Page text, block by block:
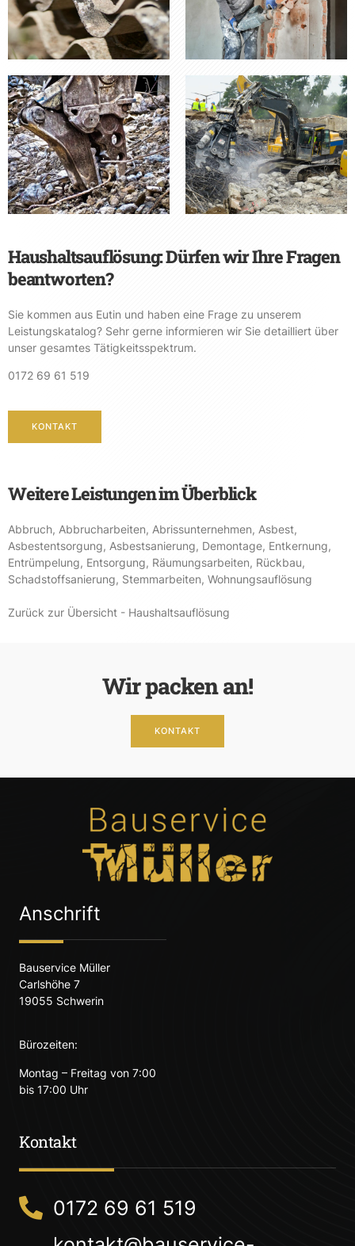
Haushaltsauflösung: Dürfen wir Ihre Fragen
beantworten?
Sie kommen aus Eutin und haben eine Frage zu unserem
Leistungskatalog? Sehr gerne informieren wir Sie detailliert über
unser gesamtes Tätigkeitsspektrum.
0172 69 61 519
KONTAKT
Weitere Leistungen im Überblick
Abbruch, Abbrucharbeiten, Abrissunternehmen, Asbest,
Asbestentsorgung, Asbestsanierung, Demontage, Entkernung,
Entrümpelung, Entsorgung, Räumungsarbeiten, Rückbau,
Schadstoffsanierung, Stemmarbeiten, Wohnungsauflösung
Zurück zur Übersicht - Haushaltsauflösung
Wir packen an!
KONTAKT
Anschrift
Bauservice Müller
Carlshöhe 7
19055 Schwerin
Bürozeiten:
Montag – Freitag von 7:00
bis 17:00 Uhr
Kontakt
0172 69 61 519